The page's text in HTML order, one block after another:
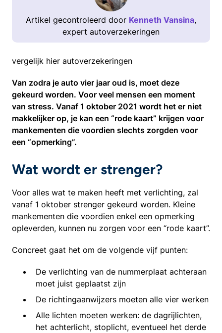
Artikel gecontroleerd door Kenneth Vansina,
expert autoverzekeringen
vergelijk hier autoverzekeringen
Van zodra je auto vier jaar oud is, moet deze
gekeurd worden. Voor veel mensen een moment
van stress. Vanaf 1 oktober 2021 wordt het er niet
makkelijker op, je kan een “rode kaart” krijgen voor
mankementen die voordien slechts zorgden voor
een “opmerking”.
Wat wordt er strenger?
Voor alles wat te maken heeft met verlichting, zal
vanaf 1 oktober strenger gekeurd worden. Kleine
mankementen die voordien enkel een opmerking
opleverden, kunnen nu zorgen voor een “rode kaart”.
Concreet gaat het om de volgende vijf punten:
De verlichting van de nummerplaat achteraan
moet juist geplaatst zijn
De richtingaanwijzers moeten alle vier werken
Alle lichten moeten werken: de dagrijlichten,
het achterlicht, stoplicht, eventueel het derde